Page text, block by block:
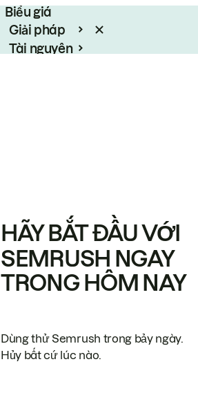
Biểu giá
Giải pháp
Tài nguyên
HÃY BẮT ĐẦU VỚI
SEMRUSH NGAY
TRONG HÔM NAY
Dùng thử Semrush trong bảy ngày.
Hủy bất cứ lúc nào.